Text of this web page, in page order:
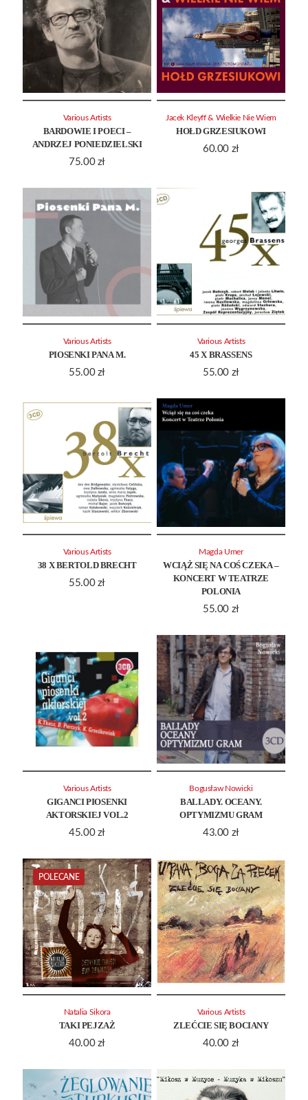
BARDOWIE I POECI –
ANDRZEJ PONIEDZIELSKI
75.00 zł
Various Artists
HOŁD GRZESIUKOWI
60.00 zł
Jacek Kleyff & Wielkie Nie Wiem
PIOSENKI PANA M.
55.00 zł
Various Artists
45 X BRASSENS
55.00 zł
Various Artists
38 X BERTOLD BRECHT
55.00 zł
Various Artists
WCIĄŻ SIĘ NA COŚ CZEKA –
KONCERT W TEATRZE
POLONIA
55.00 zł
Magda Umer
GIGANCI PIOSENKI
AKTORSKIEJ VOL.2
45.00 zł
Various Artists
BALLADY. OCEANY.
OPTYMIZMU GRAM
43.00 zł
Bogusław Nowicki
POLECANE
TAKI PEJZAŻ
40.00 zł
Natalia Sikora
ZLEĆCIE SIĘ BOCIANY
40.00 zł
Various Artists